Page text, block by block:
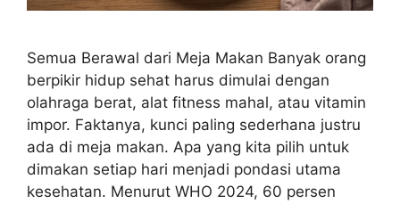
Semua Berawal dari Meja Makan Banyak orang
berpikir hidup sehat harus dimulai dengan
olahraga berat, alat fitness mahal, atau vitamin
impor. Faktanya, kunci paling sederhana justru
ada di meja makan. Apa yang kita pilih untuk
dimakan setiap hari menjadi pondasi utama
kesehatan. Menurut WHO 2024, 60 persen